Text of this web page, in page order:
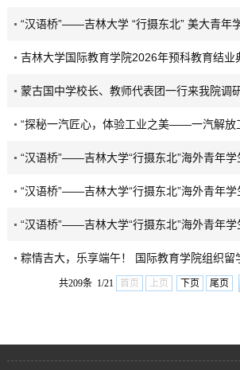
共209条 1/21 首页 上页 下页 尾页